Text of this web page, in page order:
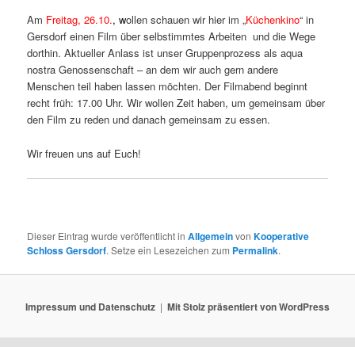
Am Freitag, 26.10., wollen schauen wir hier im „Küchenkino“ in
Gersdorf einen Film über selbstimmtes Arbeiten und die Wege
dorthin. Aktueller Anlass ist unser Gruppenprozess als aqua
nostra Genossenschaft – an dem wir auch gern andere
Menschen teil haben lassen möchten. Der Filmabend beginnt
recht früh: 17.00 Uhr. Wir wollen Zeit haben, um gemeinsam über
den Film zu reden und danach gemeinsam zu essen.
Wir freuen uns auf Euch!
Dieser Eintrag wurde veröffentlicht inAllgemeinvonKooperative
Schloss Gersdorf. Setze ein Lesezeichen zum Permalink.
Impressum und Datenschutz Mit Stolz präsentiert von WordPress